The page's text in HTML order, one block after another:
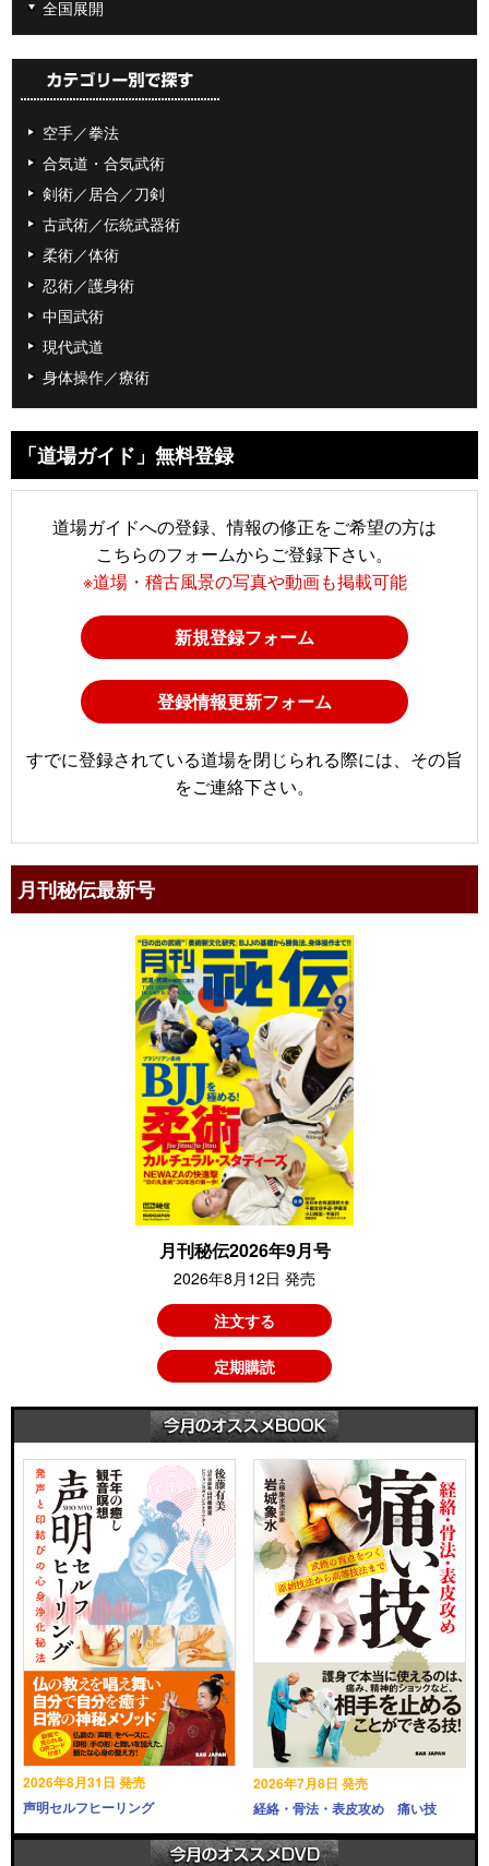
全国展開
空手／拳法
合気道・合気武術
剣術／居合／刀剣
古武術／伝統武器術
柔術／体術
忍術／護身術
中国武術
現代武道
身体操作／療術
「道場ガイド」無料登録
道場ガイドへの登録、情報の修正をご希望の方は
こちらのフォームからご登録下さい。
※道場・稽古風景の写真や動画も掲載可能
新規登録フォーム
登録情報更新フォーム
すでに登録されている道場を閉じられる際には、その旨
をご連絡下さい。
月刊秘伝最新号
月刊秘伝2026年9月号
2026年8月12日 発売
注文する
定期購読
2026年8月31日 発売
声明セルフヒーリング
2026年7月8日 発売
経絡・骨法・表皮攻め 痛い技